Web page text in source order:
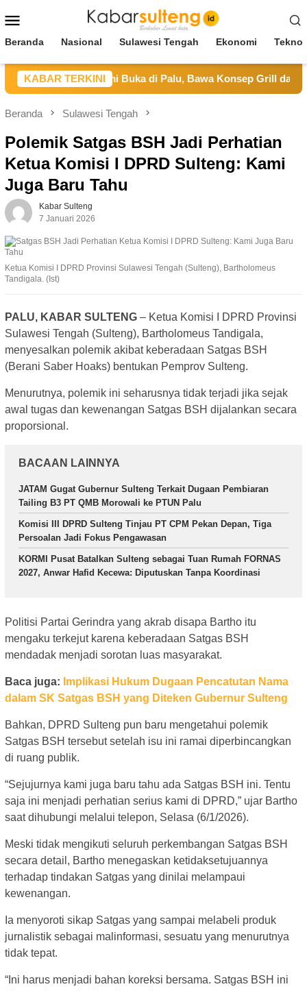
ke
Mobile
Beranda Nasional Sulawesi Tengah Ekonomi
KABAR TERKINI
Restaurant Resmi Buka di Palu, Bawa Konsep Grill dan Hotpot
Beranda Sulawesi Tengah
Polemik Satgas BSH Jadi Perhatian
Ketua Komisi I DPRD Sulteng: Kami
Juga Baru Tahu
Kabar Sulteng
7 Januari 2026
Ketua Komisi I DPRD Provinsi Sulawesi Tengah (Sulteng), Bartholomeus
Tandigala. (Ist)
PALU, KABAR SULTENG – Ketua Komisi I DPRD Provinsi
Sulawesi Tengah (Sulteng), Bartholomeus Tandigala,
menyesalkan polemik akibat keberadaan Satgas BSH
(Berani Saber Hoaks) bentukan Pemprov Sulteng.
Menurutnya, polemik ini seharusnya tidak terjadi jika sejak
awal tugas dan kewenangan Satgas BSH dijalankan secara
proporsional.
BACAAN LAINNYA
JATAM Gugat Gubernur Sulteng Terkait Dugaan Pembiaran
Tailing B3 PT QMB Morowali ke PTUN Palu
Komisi III DPRD Sulteng Tinjau PT CPM Pekan Depan, Tiga
Persoalan Jadi Fokus Pengawasan
KORMI Pusat Batalkan Sulteng sebagai Tuan Rumah FORNAS
2027, Anwar Hafid Kecewa: Diputuskan Tanpa Koordinasi
Politisi Partai Gerindra yang akrab disapa Bartho itu
mengaku terkejut karena keberadaan Satgas BSH
mendadak menjadi sorotan luas masyarakat.
Baca juga: Implikasi Hukum Dugaan Pencatutan Nama
dalam SK Satgas BSH yang Diteken Gubernur Sulteng
Bahkan, DPRD Sulteng pun baru mengetahui polemik
Satgas BSH tersebut setelah isu ini ramai diperbincangkan
di ruang publik.
“Sejujurnya kami juga baru tahu ada Satgas BSH ini. Tentu
saja ini menjadi perhatian serius kami di DPRD,” ujar Bartho
saat dihubungi melalui telepon, Selasa (6/1/2026).
Meski tidak mengikuti seluruh perkembangan Satgas BSH
secara detail, Bartho menegaskan ketidaksetujuannya
terhadap tindakan Satgas yang dinilai melampaui
kewenangan.
Ia menyoroti sikap Satgas yang sampai melabeli produk
jurnalistik sebagai malinformasi, sesuatu yang menurutnya
tidak tepat.
“Ini harus menjadi bahan koreksi bersama. Satgas BSH ini